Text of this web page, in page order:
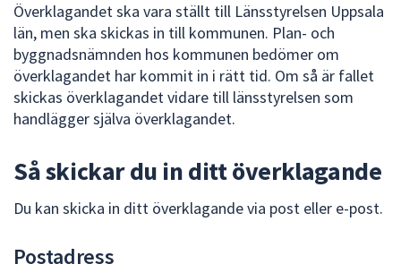
enter
för
att
välja
något
Överklagandet ska vara ställt till Länsstyrelsen Uppsala
län, men ska skickas in till kommunen. Plan- och
byggnadsnämnden hos kommunen bedömer om
överklagandet har kommit in i rätt tid. Om så är fallet
skickas överklagandet vidare till länsstyrelsen som
handlägger själva överklagandet.
Så skickar du in ditt överklagande
Du kan skicka in ditt överklagande via post eller e-post.
Postadress